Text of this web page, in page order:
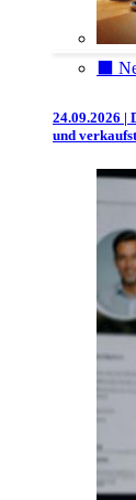
⬛️
24.09.2026 |
und